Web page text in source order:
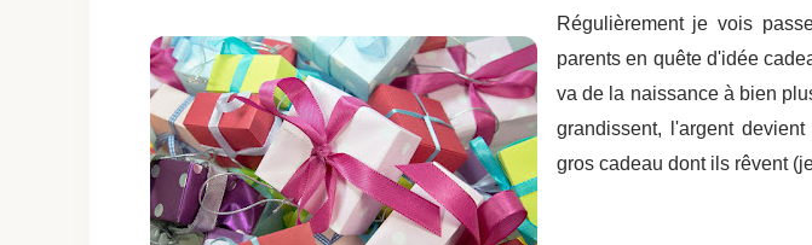
Régulièrement je vois
parents en quête d'idée
va de la naissance à bien
grandissent, l'argent
gros cadeau dont ils rêvent